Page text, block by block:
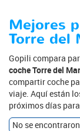
Mejores
Torre del
Gopili compara
coche Torre del
compartir coche
viaje. Aquí están
próximos días
No se